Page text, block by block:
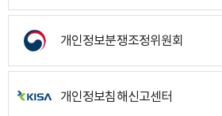
개인정보분쟁조정위원회
개인정보침해신고센터